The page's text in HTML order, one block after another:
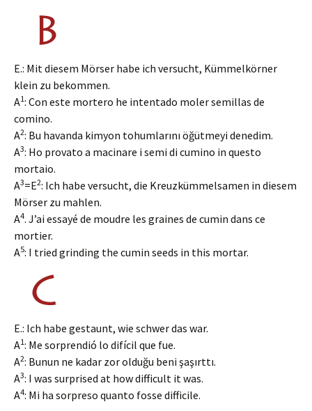
E.: Mit diesem Mörser habe ich versucht, Kümmelkörner
klein zu bekommen.
A1: Con este mortero he intentado moler semillas de
comino.
A2: Bu havanda kimyon tohumlarını öğütmeyi denedim.
A3: Ho provato a macinare i semi di cumino in questo
mortaio.
A3=E2: Ich habe versucht, die Kreuzkümmelsamen in diesem
Mörser zu mahlen.
A4. J’ai essayé de moudre les graines de cumin dans ce
mortier.
A5: I tried grinding the cumin seeds in this mortar.
E.: Ich habe gestaunt, wie schwer das war.
A1: Me sorprendió lo difícil que fue.
A2: Bunun ne kadar zor olduğu beni şaşırttı.
A3: I was surprised at how difficult it was.
A4: Mi ha sorpreso quanto fosse difficile.